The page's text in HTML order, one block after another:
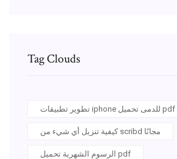
Tag Clouds
كيفية تنزيل أي شيء من scribd مجانًا
الرسوم الشهرية تحميل pdf